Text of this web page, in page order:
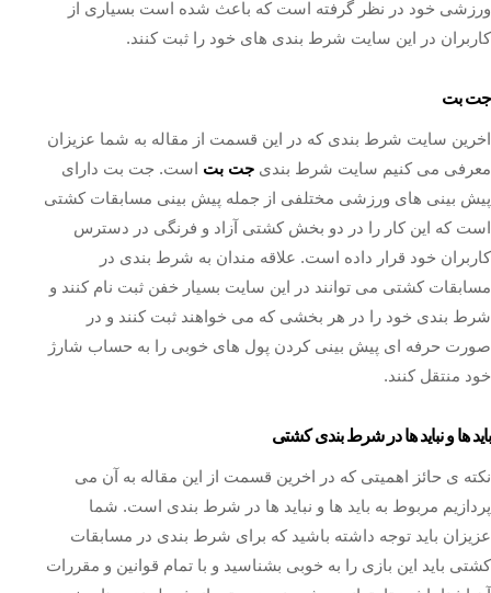
ورزشی خود در نظر گرفته است که باعث شده است بسیاری از
کاربران در این سایت شرط بندی های خود را ثبت کنند‌.
جت بت
اخرین سایت شرط بندی که در این قسمت از مقاله به شما عزیزان
معرفی می کنیم سایت شرط بندی جت بت است. جت بت دارای
پیش بینی های ورزشی مختلفی از جمله پیش بینی مسابقات کشتی
است که این کار را در دو بخش کشتی آزاد و فرنگی در دسترس
کاربران خود قرار داده است. علاقه مندان به شرط بندی در
مسابقات کشتی می توانند در این سایت بسیار خفن ثبت نام کنند و
شرط بندی خود را در هر بخشی که می خواهند ثبت کنند و در
صورت حرفه ای پیش بینی کردن پول های خوبی را به حساب شارژ
خود منتقل کنند.
باید ها و نباید ها در شرط بندی کشتی
نکته ی حائز اهمیتی که در اخرین قسمت از این مقاله به آن می
پردازیم مربوط به باید ها و نباید ها در شرط بندی است. شما
عزیزان باید توجه داشته باشید که برای شرط بندی در مسابقات
کشتی باید این بازی را به خوبی بشناسید و با تمام قوانین و مقررات